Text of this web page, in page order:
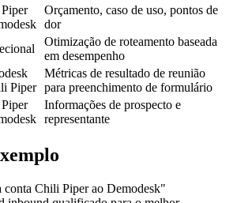
Orçamento, caso de uso, pontos de
dor
Otimização de roteamento baseada
em desempenho
Piper
Métricas de resultado de reunião
para preenchimento de formulário
Informações de prospecto e
representante
conta Chili Piper ao Demodesk"